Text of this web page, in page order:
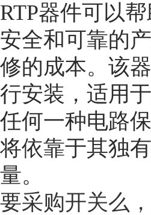
RTP器件可以
安全和可靠的
修的成本。该
行安装，适用
任何一种电路
将依靠于其独
量。
要采购开关么